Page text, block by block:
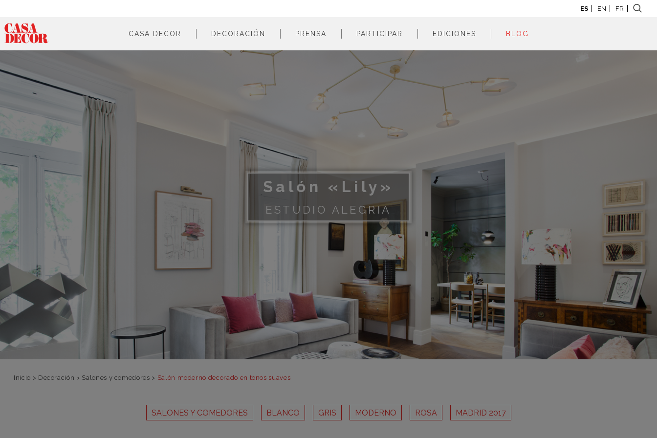
ES EN FR
CASA DECOR DECORACIÓN PRENSA PARTICIPAR
profesionales
empresas
EDICIONES
madrid 2024
madrid 2023
madrid 2022
madrid 2019
madrid 2018
madrid 2016
madrid 2015
madrid 2014
madrid 2013
madrid 2012
barcelona 2012
otras ediciones
BLOG
Salón «Lily»
ESTUDIO ALEGRIA
Inicio > Decoración > Salones y comedores > Salón moderno decorado en tonos suaves
SALONES Y COMEDORES BLANCO GRIS MODERNO ROSA MADRID 2017